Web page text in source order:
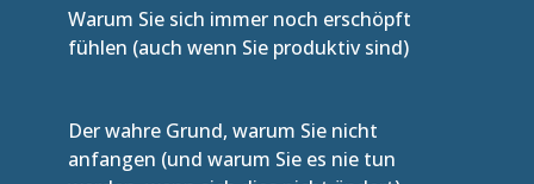
Warum Sie sich immer noch erschöpft
fühlen (auch wenn Sie produktiv sind)
Der wahre Grund, warum Sie nicht
anfangen (und warum Sie es nie tun